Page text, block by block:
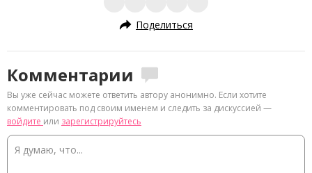
Поделиться
Комментарии
Вы уже сейчас можете ответить автору анонимно. Если хотите
комментировать под своим именем и следить за дискуссией —
войдите или зарегистрируйтесь